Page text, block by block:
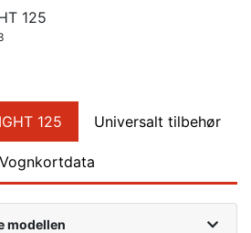
125
125
Universalt tilbehør
Vognkortdata
modellen